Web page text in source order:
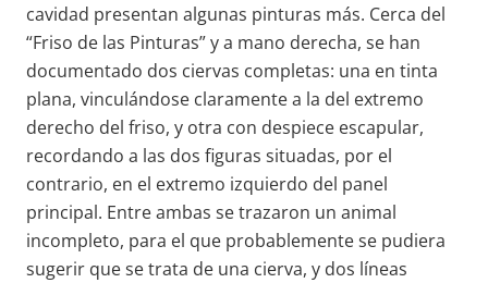
cavidad presentan algunas pinturas más. Cerca del
“Friso de las Pinturas” y a mano derecha, se han
documentado dos ciervas completas: una en tinta
plana, vinculándose claramente a la del extremo
derecho del friso, y otra con despiece escapular,
recordando a las dos figuras situadas, por el
contrario, en el extremo izquierdo del panel
principal. Entre ambas se trazaron un animal
incompleto, para el que probablemente se pudiera
sugerir que se trata de una cierva, y dos líneas